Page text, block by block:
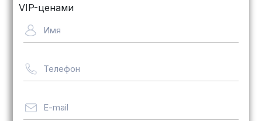
VIP-ценами
Имя
Телефон
E-mail